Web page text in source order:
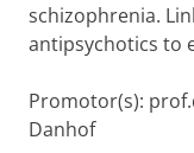
schizophrenia.
antipsychotics to
Promotor(s):
Danhof